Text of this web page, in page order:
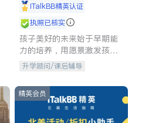
iTalkBB精英认证
执照已核实
孩子美好的未来始于早期能
力的培养，用愿景激发孩子
的学习潜力和动力。理念：
拥有成长型心态是成功的基
石。
升学顾问/课后辅导
精英会员